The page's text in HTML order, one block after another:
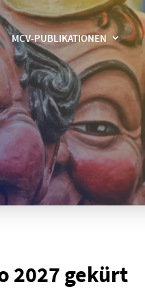
MCV-PUBLIKATIONEN
2027 gekürt